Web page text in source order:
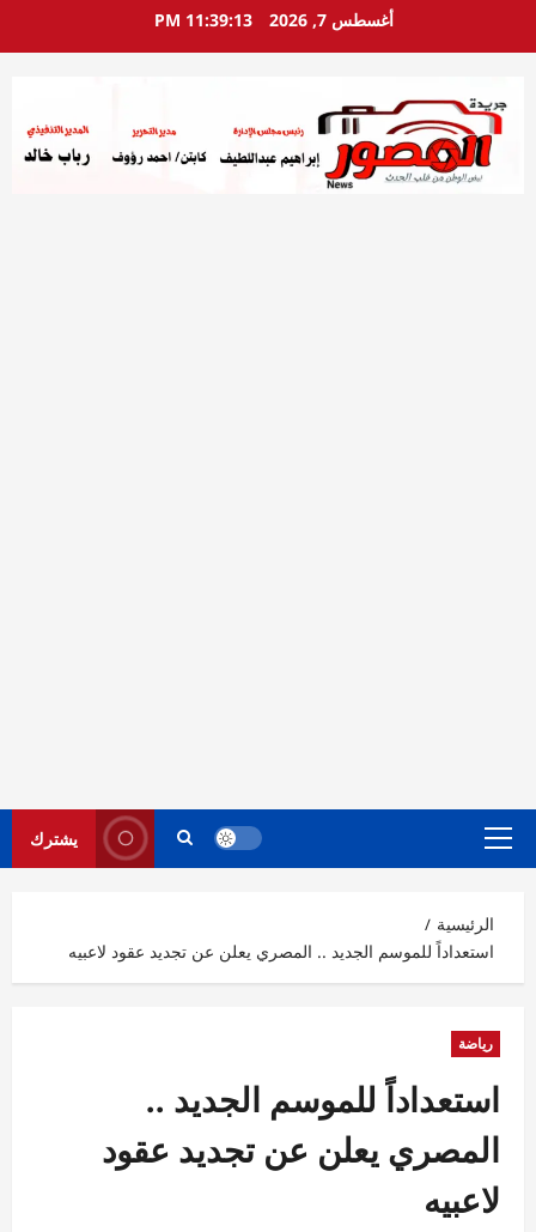
أغسطس 7, 2026 11:39:14 PM
القائمة
يشترك
الرئيسية
استعداداً للموسم الجديد .. المصري يعلن عن تجديد عقود لاعبيه
رياضة
استعداداً للموسم الجديد ..
المصري يعلن عن تجديد عقود
لاعبيه